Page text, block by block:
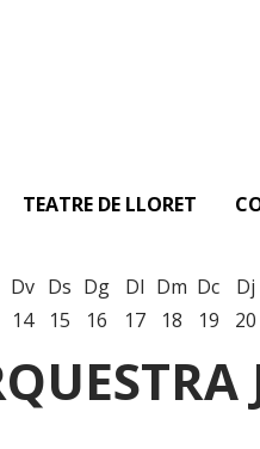
TEATRE DE LLORET
Dv
14
Ds
15
Dg
16
Dl
17
Dm
18
Dc
19
Dj
20